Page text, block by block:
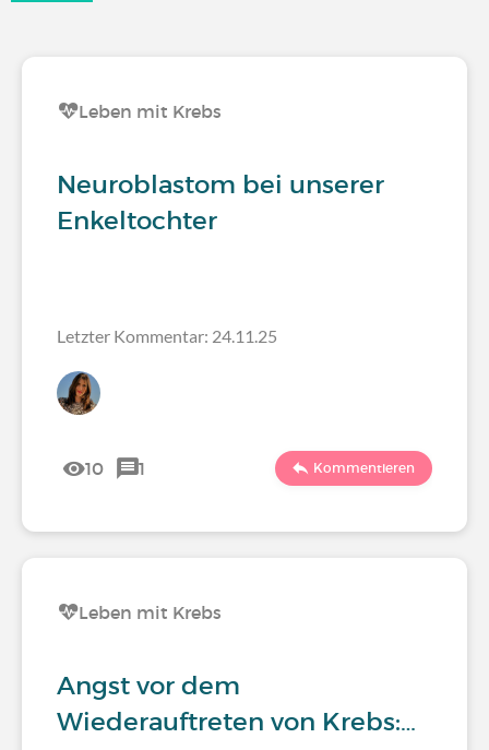
Leben mit Krebs
Neuroblastom bei unserer
Enkeltochter
Letzter Kommentar: 24.11.25
10 1 Kommentieren
Leben mit Krebs
Angst vor dem
Wiederauftreten von Krebs:…